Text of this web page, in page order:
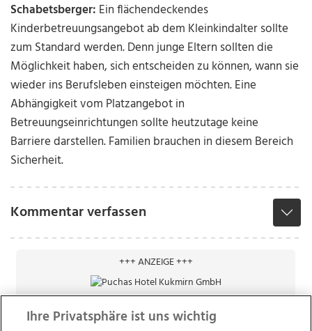
Schabetsberger: Ein flächendeckendes
Kinderbetreuungsangebot ab dem Kleinkindalter sollte
zum Standard werden. Denn junge Eltern sollten die
Möglichkeit haben, sich entscheiden zu können, wann sie
wieder ins Berufsleben einsteigen möchten. Eine
Abhängigkeit vom Platzangebot in
Betreuungseinrichtungen sollte heutzutage keine
Barriere darstellen. Familien brauchen in diesem Bereich
Sicherheit.
Kommentar verfassen
+++ ANZEIGE +++
Ihre Privatsphäre ist uns wichtig